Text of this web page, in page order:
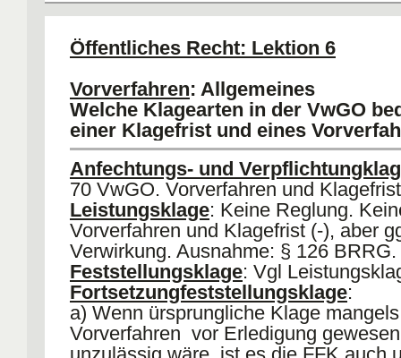
c) Bei "Einschreiben" = "Drei-Tages-
VwZG. Bei Nichtannahme nicht
Rechtsmißbräuchlich, da keine
Entgegennahmepflicht, § 3 VwZG;
d)(P) Drittklage gegen
Verwirkung nach tatsächlicher
58 II VwGO.
Öffentliches Recht: Lektion 6
Vorverfahren: Allgemeines
Welche Klagearten in der VwGO
einer Klagefrist und eines
Anfechtungs- und
70 VwGO. Vorverfahren und
Leistungsklage: Keine Reglung.
Vorverfahren und Klagefrist (-), aber
Verwirkung. Ausnahme: § 126 BRRG.
Feststellungsklage: Vgl
Fortsetzungfeststellungsklage:
a) Wenn ürsprungliche Klage mangels
Vorverfahren vor Erledigung